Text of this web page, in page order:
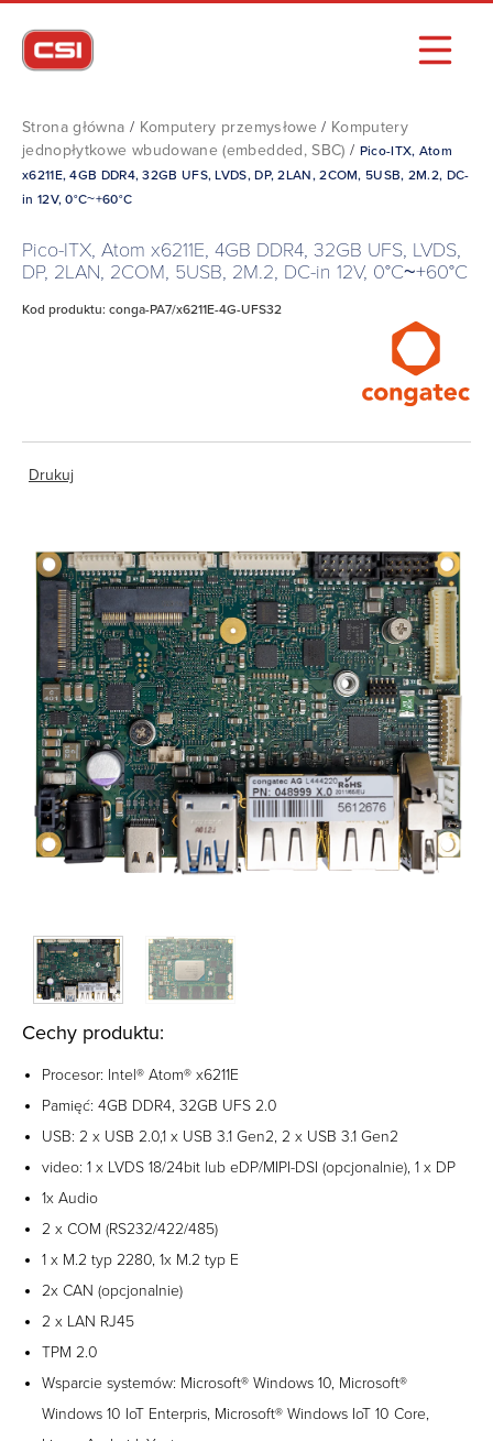
Strona główna / Komputery przemysłowe / Komputery
jednopłytkowe wbudowane (embedded, SBC) / Pico-ITX, Atom
x6211E, 4GB DDR4, 32GB UFS, LVDS, DP, 2LAN, 2COM, 5USB, 2M.2, DC-
in 12V, 0°C~+60°C
Pico-ITX, Atom x6211E, 4GB DDR4, 32GB UFS, LVDS,
DP, 2LAN, 2COM, 5USB, 2M.2, DC-in 12V, 0°C~+60°C
Kod produktu: conga-PA7/x6211E-4G-UFS32
Drukuj
Cechy produktu:
Procesor: Intel® Atom® x6211E
Pamięć: 4GB DDR4, 32GB UFS 2.0
USB: 2 x USB 2.0,1 x USB 3.1 Gen2, 2 x USB 3.1 Gen2
video: 1 x LVDS 18/24bit lub eDP/MIPI-DSI (opcjonalnie), 1 x DP
1x Audio
2 x COM (RS232/422/485)
1 x M.2 typ 2280, 1x M.2 typ E
2x CAN (opcjonalnie)
2 x LAN RJ45
TPM 2.0
Wsparcie systemów: Microsoft® Windows 10, Microsoft®
Windows 10 IoT Enterpris, Microsoft® Windows IoT 10 Core,